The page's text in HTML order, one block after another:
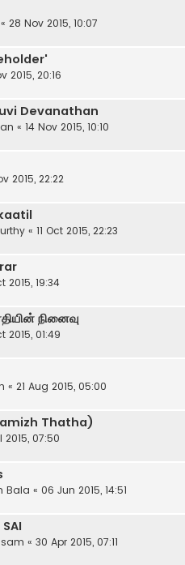
« 28 Nov 2015, 10:07
2015, 20:16
Devanathan
« 14 Nov 2015, 10:10
2015, 22:22
« 11 Oct 2015, 22:23
2015, 19:34
நினைவு
2015, 01:49
« 21 Aug 2015, 05:00
Thatha)
2015, 07:50
Bala « 06 Jun 2015, 14:51
« 30 Apr 2015, 07:11